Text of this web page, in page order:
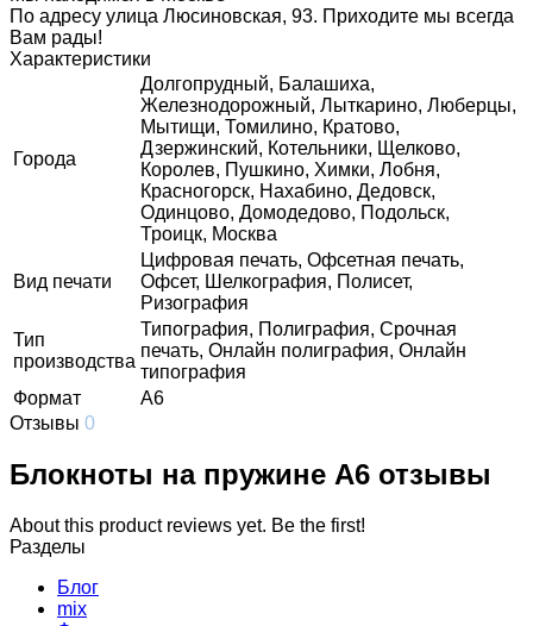
По адресу улица Люсиновская, 93. Приходите мы всегда
Вам рады!
Характеристики
Города
Долгопрудный, Балашиха,
Железнодорожный, Лыткарино, Люберцы,
Мытищи, Томилино, Кратово,
Дзержинский, Котельники, Щелково,
Королев, Пушкино, Химки, Лобня,
Красногорск, Нахабино, Дедовск,
Одинцово, Домодедово, Подольск,
Троицк, Москва
Вид печати
Цифровая печать, Офсетная печать,
Офсет, Шелкография, Полисет,
Ризография
Тип
производства
Типография, Полиграфия, Срочная
печать, Онлайн полиграфия, Онлайн
типография
Формат
А6
Отзывы 0
Блокноты на пружине А6 отзывы
About this product reviews yet. Be the first!
Разделы
Блог
mix